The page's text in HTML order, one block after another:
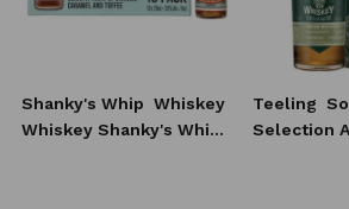
Shanky's Whip Whiskey
Whiskey Shanky's Whip
Teeling
Selection